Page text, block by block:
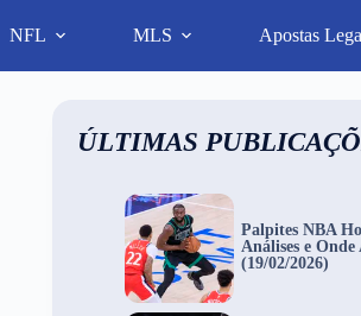
NFL MLS Apostas
ÚLTIMAS
Palpites NBA
Análises e
(19/02/2026)